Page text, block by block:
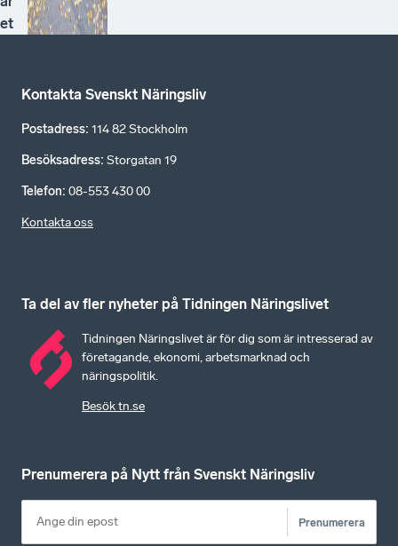
et
Kontakta Svenskt Näringsliv
Postadress: 114 82 Stockholm
Besöksadress: Storgatan 19
Telefon: 08-553 430 00
Kontakta oss
Ta del av fler nyheter på Tidningen Näringslivet
Tidningen Näringslivet är för dig som är intresserad av
företagande, ekonomi, arbetsmarknad och
näringspolitik.
Besök tn.se
Prenumerera på Nytt från Svenskt Näringsliv
Prenumerera